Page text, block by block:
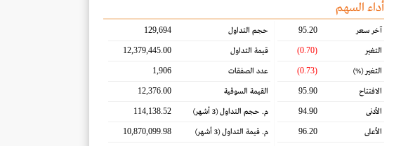
أداء السهم
آخر سعر 95.20
التغير (0.70)
التغير(%)
(0.73)
الافتتاح 95.90
الأدنى 94.90
الأعلى 96.20
حجم التداول 129,694
قيمة التداول 12,379,445.00
عدد الصفقات 1,906
القيمة السوقية 12,376.00
م. حجم التداول(3 أشهر) 114,138.52
م. قيمة التداول(3 أشهر) 10,870,099.98